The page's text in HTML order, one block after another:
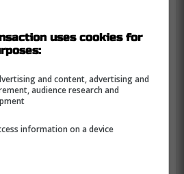
uses cookies for
and content, advertising and
audience research and
information on a device